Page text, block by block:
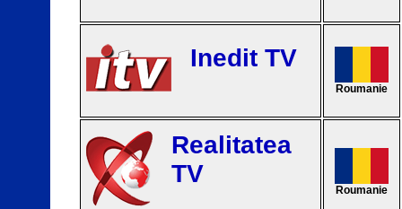
Inedit TV
Roumanie
Realitatea
TV
Roumanie